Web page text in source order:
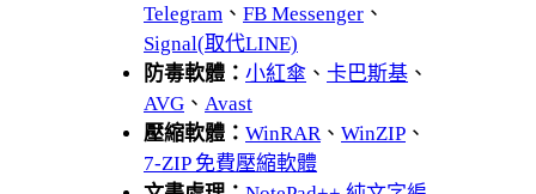
Telegram 、 FB Messenger 、
Signal(取代LINE)
防毒軟體： 小紅傘 、 卡巴斯基 、
AVG 、 Avast
壓縮軟體： WinRAR、 WinZIP 、
7-ZIP 免費壓縮軟體